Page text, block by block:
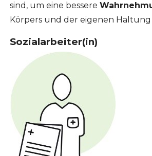
sind, um eine bessere
Körpers und der eigenen
Sozialarbeiter(in)